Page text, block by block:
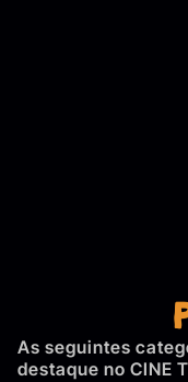
As seguintes
destaque no CINE